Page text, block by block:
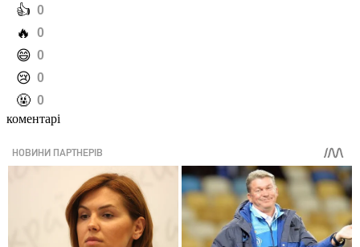
️👍 0
️🔥 0
️😄 0
️😢 0
️🤬 0
коментарі